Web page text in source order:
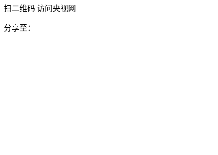
扫二维码 访问央视网
分享至：